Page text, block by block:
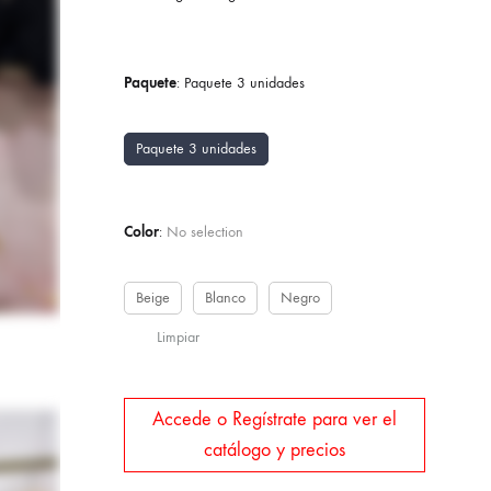
Paquete: Paquete 3 unidades
Paquete 3 unidades
Color: No selection
Beige Blanco Negro
Limpiar
Accede o Regístrate para ver el
catálogo y precios